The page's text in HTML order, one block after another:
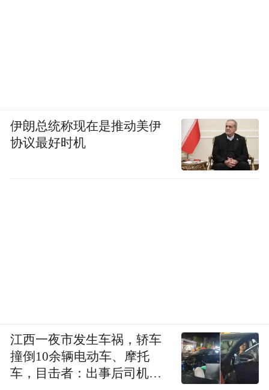
伊朗总统称现在是推动美伊
协议最好时机
江西一夜市发生车祸，轿车
撞倒10余辆电动车、摩托
车，目击者：出事后司机一